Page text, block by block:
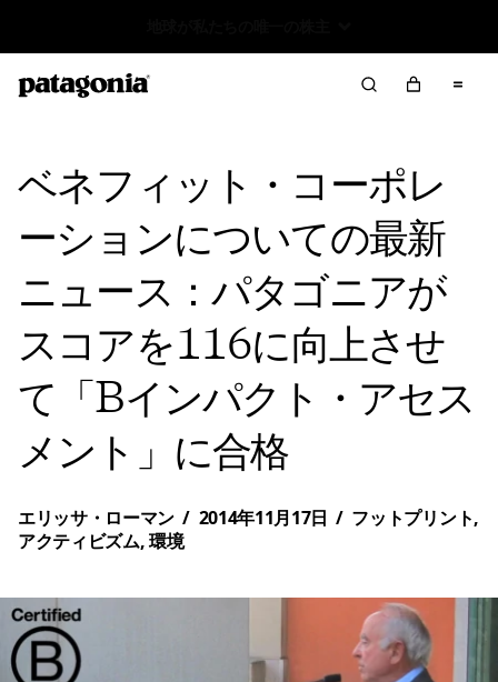
ベネフィット・コーポレ
ーションについての最新
ニュース：パタゴニアが
スコアを116に向上させ
て「Bインパクト・アセス
メント」に合格
エリッサ・ローマン / 2014年11月17日 / フットプリント,
アクティビズム,環境